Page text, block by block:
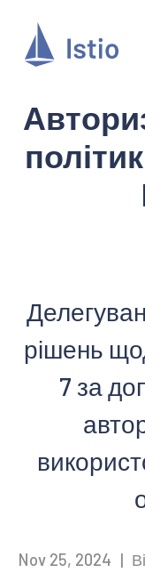
рішень
7 за
Nov 25, 2024 |